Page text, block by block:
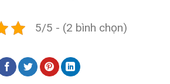
5/5 - (2 bình chọn)